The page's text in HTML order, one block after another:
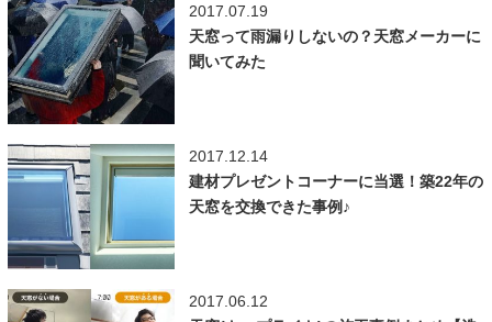
2017.07.19
天窓って雨漏りしないの？天窓メーカーに
聞いてみた
2017.12.14
建材プレゼントコーナーに当選！築22年の
天窓を交換できた事例♪
2017.06.12